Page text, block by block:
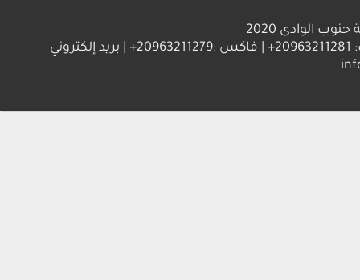
2020
العنوان : جامعة جنوب الوادي 83523 قنا - جمهورية مصر العربية | ت: 20963211281+ | فاكس :20963211279+ | بريد إلكتروني